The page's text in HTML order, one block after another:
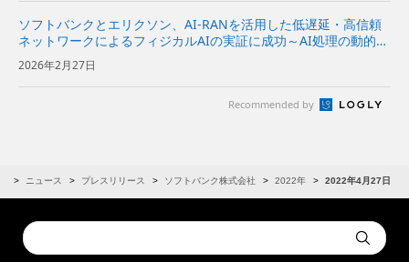
ソフトバンクとエリクソン、AI-RANを活用した低遅延・高信頼
ネットワークによるフィジカルAIの実証に成功～AI処理の動的な
オフロードと通信ネットワークの最適化により、安定したフィジ
カルAIを実現～
2026年2月27日
Recommended by
ニュース プレスリリース ソフトバンク株式会社 2022年 2022年4月27日
Conduct
a
Submit